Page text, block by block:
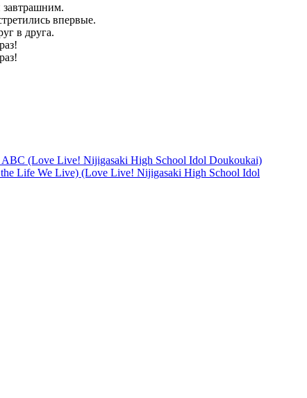
завтрашним.
впервые.
в друга.
(Love Live! Nijigasaki High School Idol Doukoukai)
Life We Live) (Love Live! Nijigasaki High School Idol